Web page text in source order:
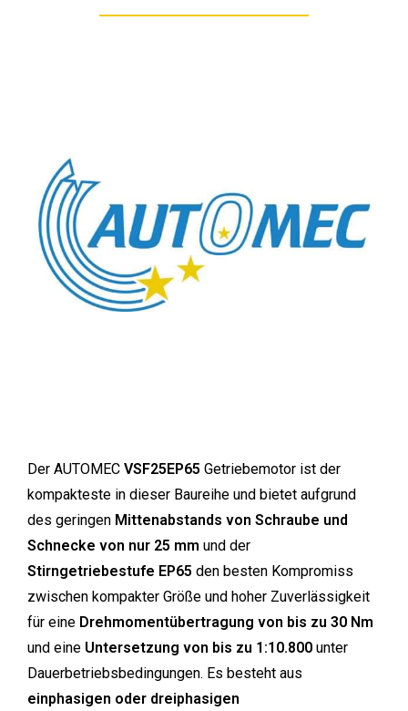
Der AUTOMEC VSF25EP65 Getriebemotor ist der
kompakteste in dieser Baureihe und bietet aufgrund
des geringen Mittenabstands von Schraube und
Schnecke von nur 25 mm und der
Stirngetriebestufe EP65 den besten Kompromiss
zwischen kompakter Größe und hoher Zuverlässigkeit
für eine Drehmomentübertragung von bis zu 30 Nm
und eine Untersetzung von bis zu 1:10.800 unter
Dauerbetriebsbedingungen. Es besteht aus
einphasigen oder dreiphasigen